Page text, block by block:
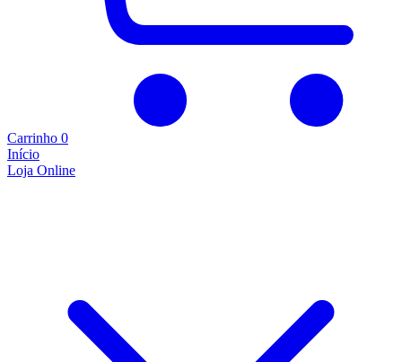
Carrinho 0
Início
Loja Online